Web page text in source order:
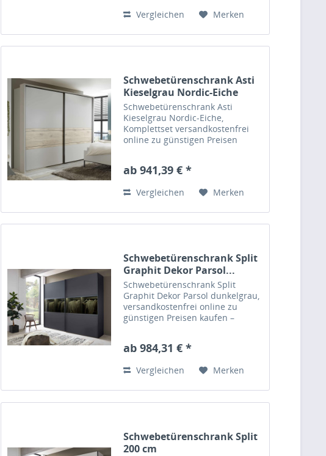
Vergleichen Merken
Schwebetürenschrank Asti
Kieselgrau Nordic-Eiche
Schwebetürenschrank Asti
Kieselgrau Nordic-Eiche,
Komplettset versandkostenfrei
online zu günstigen Preisen
ab 941,39 € *
Vergleichen Merken
Schwebetürenschrank Split
Graphit Dekor Parsol...
Schwebetürenschrank Split
Graphit Dekor Parsol dunkelgrau,
versandkostenfrei online zu
günstigen Preisen kaufen –
ab 984,31 € *
Vergleichen Merken
Schwebetürenschrank Split
200 cm